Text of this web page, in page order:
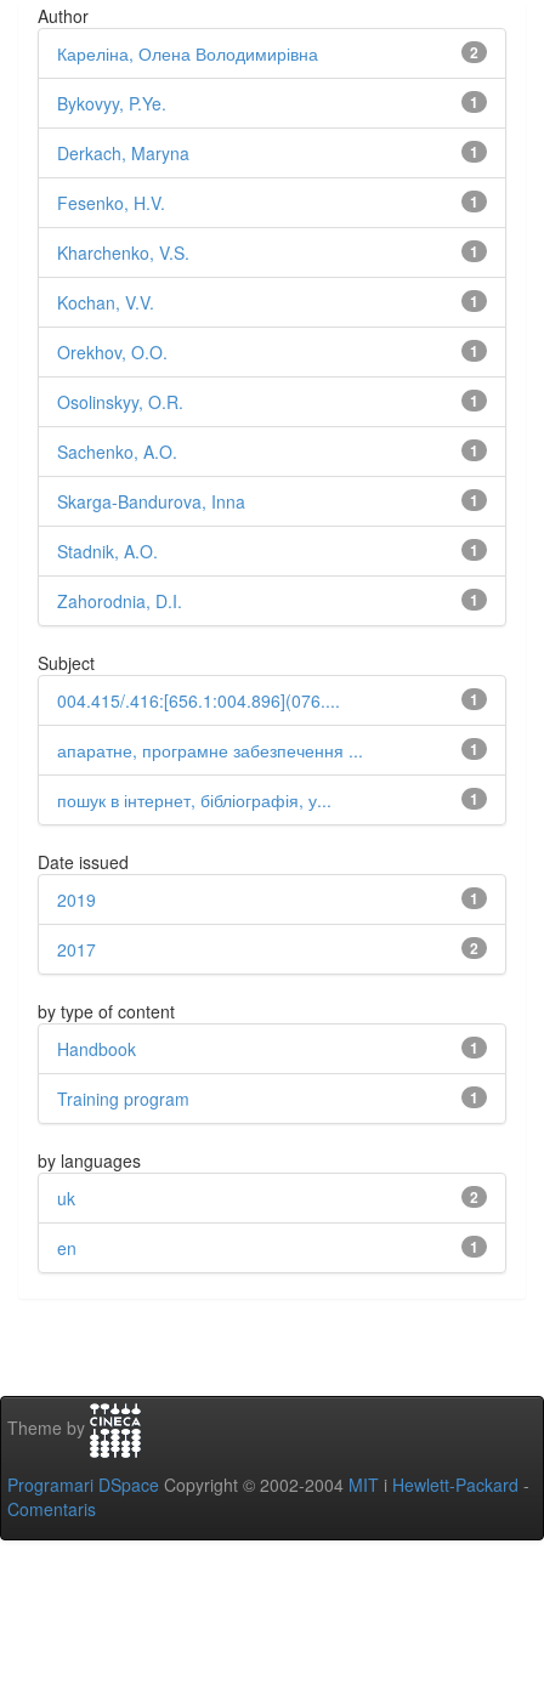
Author
2
Кареліна, Олена Володимирівна
1
Bykovyy, P.Ye.
1
Derkach, Maryna
1
Fesenko, H.V.
1
Kharchenko, V.S.
1
Kochan, V.V.
1
Orekhov, O.O.
1
Osolinskyy, O.R.
1
Sachenko, A.O.
1
Skarga-Bandurova, Inna
1
Stadnik, A.O.
1
Zahorodnia, D.I.
Subject
1
004.415/.416:[656.1:004.896](076....
1
апаратне, програмне забезпечення ...
1
пошук в інтернет, бібліографія, у...
Date issued
1
2019
2
2017
by type of content
1
Handbook
1
Training program
by languages
2
uk
1
en
Theme by
Programari DSpace Copyright © 2002-2004 MIT i Hewlett-Packard -
Comentaris